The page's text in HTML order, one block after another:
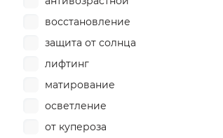
восстановление
защита от солнца
лифтинг
матирование
осветление
от купероза